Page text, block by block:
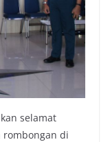
selamat
rombongan di